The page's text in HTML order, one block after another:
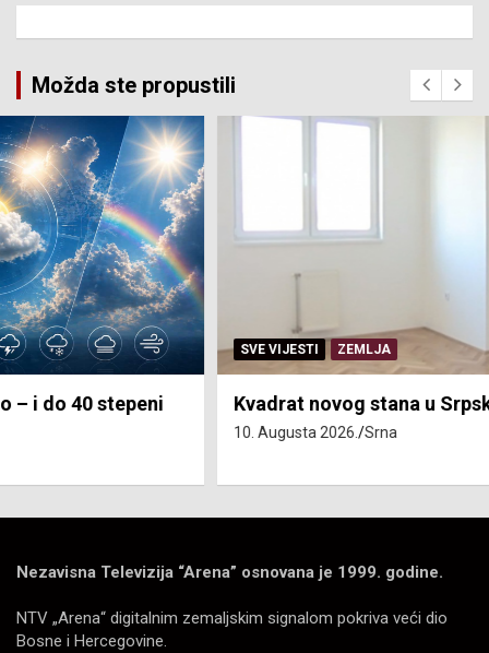
Možda ste propustili
SVE VIJESTI ZEMLJA
Kvadrat novog stana u Srpskoj 3.193 KM
Nezavisna Televizija “Arena” osnovana je 1999. godine.
NTV „Arena“ digitalnim zemaljskim signalom pokriva veći dio
Bosne i Hercegovine.